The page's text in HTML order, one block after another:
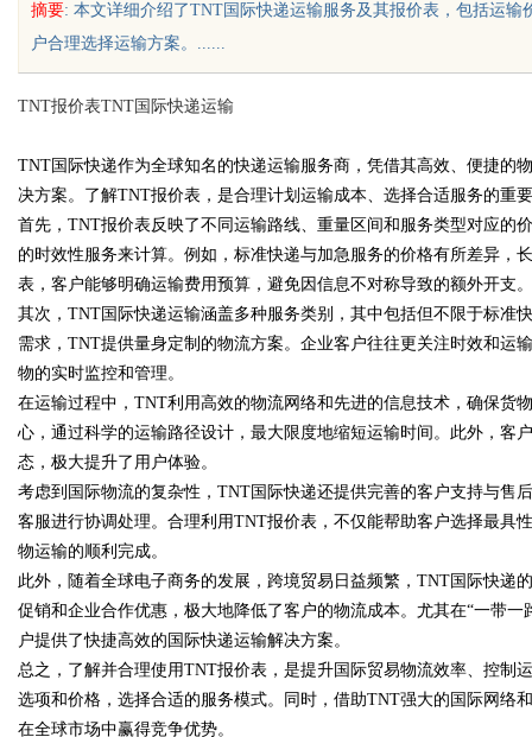
uz
!
摘要: 本文详细介绍了TNT国际快递运输服务及其报价表，包括运
户合理选择运输方案。......
TNT报价表TNT国际快递运输
TNT国际快递作为全球知名的快递运输服务商，凭借其高效、便捷的
决方案。了解TNT报价表，是合理计划运输成本、选择合适服务的重
首先，TNT报价表反映了不同运输路线、重量区间和服务类型对应的
的时效性服务来计算。例如，标准快递与加急服务的价格有所差异，
表，客户能够明确运输费用预算，避免因信息不对称导致的额外开支。
其次，TNT国际快递运输涵盖多种服务类别，其中包括但不限于标准
需求，TNT提供量身定制的物流方案。企业客户往往更关注时效和运
物的实时监控和管理。
在运输过程中，TNT利用高效的物流网络和先进的信息技术，确保货
心，通过科学的运输路径设计，最大限度地缩短运输时间。此外，客
态，极大提升了用户体验。
考虑到国际物流的复杂性，TNT国际快递还提供完善的客户支持与售
客服进行协调处理。合理利用TNT报价表，不仅能帮助客户选择最具
物运输的顺利完成。
此外，随着全球电子商务的发展，跨境贸易日益频繁，TNT国际快递
促销和企业合作优惠，极大地降低了客户的物流成本。尤其在“一带
户提供了快捷高效的国际快递运输解决方案。
总之，了解并合理使用TNT报价表，是提升国际贸易物流效率、控制
选项和价格，选择合适的服务模式。同时，借助TNT强大的国际网络
在全球市场中赢得竞争优势。
影视娱乐新时代的内